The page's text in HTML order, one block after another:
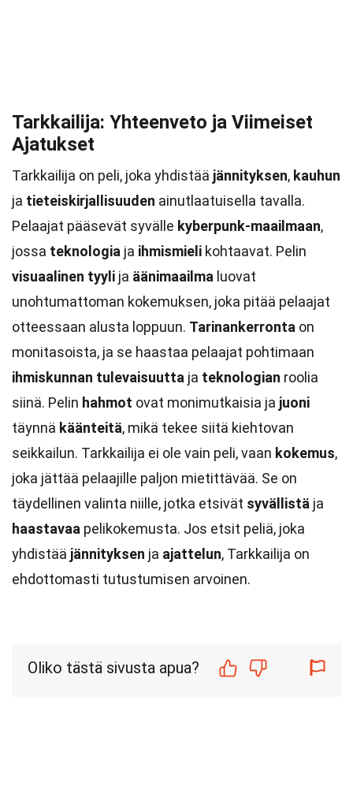
Tarkkailija: Yhteenveto ja Viimeiset
Ajatukset
Tarkkailija on peli, joka yhdistää jännityksen, kauhun
ja tieteiskirjallisuuden ainutlaatuisella tavalla.
Pelaajat pääsevät syvälle kyberpunk-maailmaan,
jossa teknologia ja ihmismieli kohtaavat. Pelin
visuaalinen tyyli ja äänimaailma luovat
unohtumattoman kokemuksen, joka pitää pelaajat
otteessaan alusta loppuun. Tarinankerronta on
monitasoista, ja se haastaa pelaajat pohtimaan
ihmiskunnan tulevaisuutta ja teknologian roolia
siinä. Pelin hahmot ovat monimutkaisia ja juoni
täynnä käänteitä, mikä tekee siitä kiehtovan
seikkailun. Tarkkailija ei ole vain peli, vaan kokemus,
joka jättää pelaajille paljon mietittävää. Se on
täydellinen valinta niille, jotka etsivät syvällistä ja
haastavaa pelikokemusta. Jos etsit peliä, joka
yhdistää jännityksen ja ajattelun, Tarkkailija on
ehdottomasti tutustumisen arvoinen.
Oliko tästä sivusta apua?